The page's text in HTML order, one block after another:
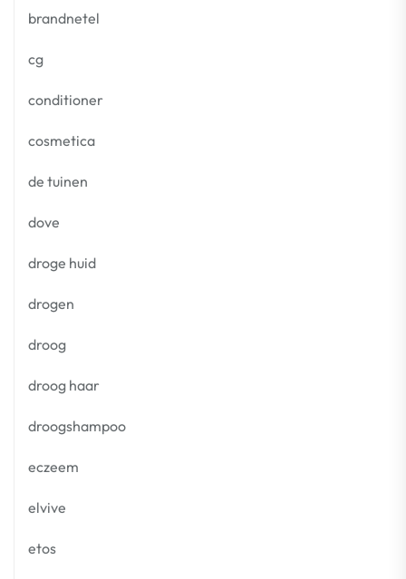
brandnetel
cg
conditioner
cosmetica
de tuinen
dove
droge huid
drogen
droog
droog haar
droogshampoo
eczeem
elvive
etos